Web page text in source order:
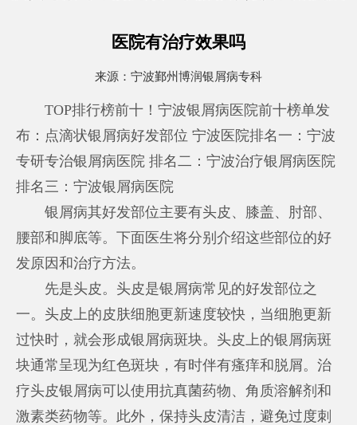
医院有治疗效果吗
来源： 宁波鄞州博润银屑病专科
TOP排行榜前十！宁波银屑病医院前十榜单发
布：点滴状银屑病好发部位 宁波医院排名一：宁波
专研专治银屑病医院 排名二：宁波治疗银屑病医院
排名三：宁波银屑病医院
银屑病其好发部位主要有头皮、膝盖、肘部、
腰部和脚底等。下面医生将分别介绍这些部位的好
发原因和治疗方法。
先是头皮。头皮是银屑病常见的好发部位之
一。头皮上的皮肤细胞更新速度较快，当细胞更新
过快时，就会形成银屑病斑块。头皮上的银屑病斑
块通常呈现为红色斑块，有时伴有瘙痒和脱屑。治
疗头皮银屑病可以使用抗真菌药物、角质溶解剂和
激素类药物等。此外，保持头皮清洁，避免过度刺